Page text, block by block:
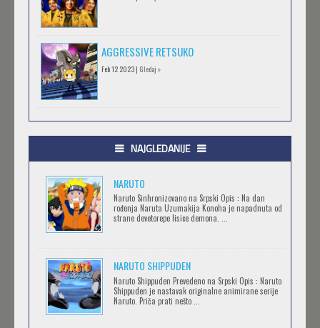
AGGRESSIVE RETSUKO
Feb 12 2023 | Gledaj »
.HACK//GIFT
.HACK//LIMINALITY
Feb 12 2023 |Gledaj »
SOVA I EKIPA
Feb 12 2023 |Gledaj »
NAJGLEDANIJE
NARUTO
Naruto Sinhronizovano na Srpski Opis : Na dan
rođenja Naruta Uzumakija Konoha je napadnuta od
strane devetorepe lisice demona. ...
NARUTO SHIPPUDEN
Naruto Shippuden Prevedeno na Srpski Opis : Naruto
Shippuden je nastavak originalne animirane serije
Naruto. Priča prati nešto ...